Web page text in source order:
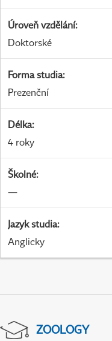
Úroveň vzdělání:
Doktorské
Forma studia:
Prezenční
Délka:
4 roky
Školné:
—
Jazyk studia:
Anglicky
ZOOLOGY